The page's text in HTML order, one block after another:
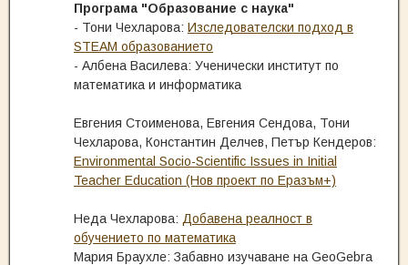
Програма "Образование с наука"
- Тони Чехларова: Изследователски подход в
STEAM образованието
- Албена Василева: Ученически институт по
математика и информатика
Евгения Стоименова, Евгения Сендова, Тони
Чехларова, Константин Делчев, Петър Кендеров:
Environmental Socio-Scientific Issues in Initial
Teacher Education (Нов проект по Еразъм+)
Неда Чехларова: Добавена реалност в
обучението по математика
Мария Браухле: Забавно изучаване на GeoGebra